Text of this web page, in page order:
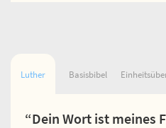
Luther Basisbibel
“Dein Wort ist meines